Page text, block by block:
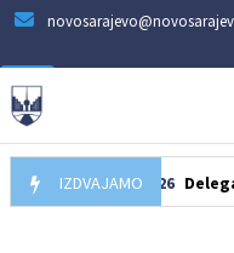
IZDVAJAMO
07.08.2026 Delegacija